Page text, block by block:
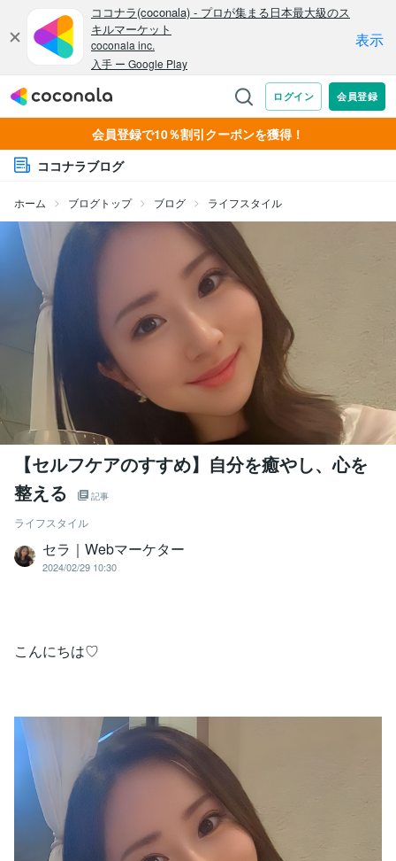
会員登録で10％割引クーポンを獲得！
ココナラブログ
ホーム ブログトップ ブログ ライフスタイル
【セルフケアのすすめ】自分を癒やし、心を
整える
記事
ライフスタイル
セラ｜Webマーケター
2024/02/29 10:30
こんにちは♡